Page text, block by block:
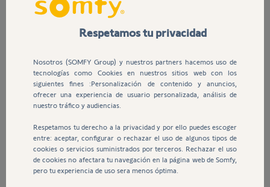
Respetamos tu privacidad
Nosotros (SOMFY Group) y nuestros partners hacemos uso de
tecnologías como Cookies en nuestros sitios web con los
siguientes fines :Personalización de contenido y anuncios,
ofrecer una experiencia de usuario personalizada, análisis de
nuestro tráfico y audiencias.
Respetamos tu derecho a la privacidad y por ello puedes escoger
entre: aceptar, configurar o rechazar el uso de algunos tipos de
cookies o servicios suministrados por terceros. Rechazar el uso
de cookies no afectara tu navegación en la página web de Somfy,
pero tu experiencia de uso sera menos óptima.